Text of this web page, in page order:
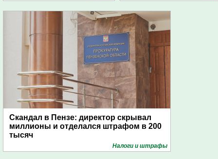
Скандал в Пензе: директор скрывал
миллионы и отделался штрафом в 200
тысяч
Налоги и штрафы